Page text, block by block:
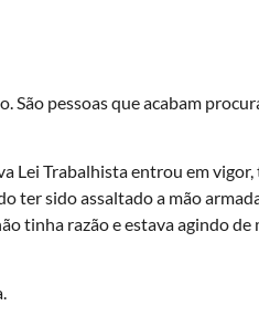
pessoas que acabam
Lei Trabalhista entrou em
ter sido assaltado a mão
tinha razão e estava agindo de